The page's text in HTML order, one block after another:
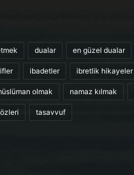
dualar en güzel dualar
ibadetler ibretlik hikayeler
olmak namaz kılmak
tasavvuf